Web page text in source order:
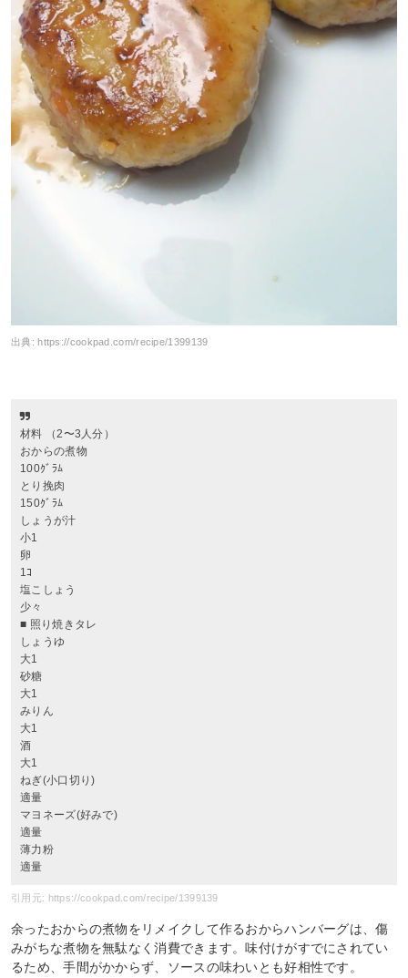
出典:https://cookpad.com/recipe/1399139
材料 （2〜3人分）
おからの煮物
100ｸﾞﾗﾑ
とり挽肉
150ｸﾞﾗﾑ
しょうが汁
小1
卵
1ｺ
塩こしょう
少々
■ 照り焼きタレ
しょうゆ
大1
砂糖
大1
みりん
大1
酒
大1
ねぎ(小口切り)
適量
マヨネーズ(好みで)
適量
薄力粉
適量
引用元: https://cookpad.com/recipe/1399139
余ったおからの煮物をリメイクして作るおからハンバーグは、傷
みがちな煮物を無駄なく消費できます。味付けがすでにされてい
るため、手間がかからず、ソースの味わいとも好相性です。